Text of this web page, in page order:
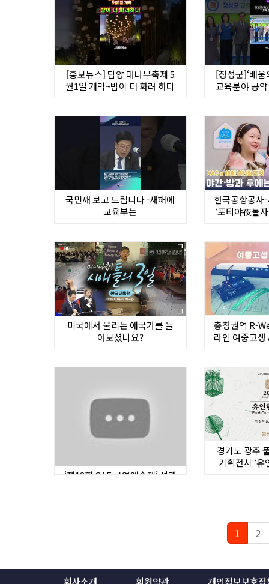
[홍보뉴스] 담양 대나무축제 5
월1일 개막~밤이 더 화려 하다
[장성군]‘배움
교육분야 공약
국민깨 보고 드립니다 -새해에
교육부는
한국공항공사
‘포티야夜놀
미국에서 울리는 애국가를 들
어보셨나요?
충청권역 R-
라인 여중고생
‘제13회 GAF 공연예술제’ 성대
경기도 광주
기획전시 ‘유
1 2
회사소개 회원약관 개인정보보호정